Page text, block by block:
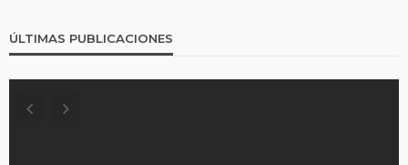
ÚLTIMAS PUBLICACIONES